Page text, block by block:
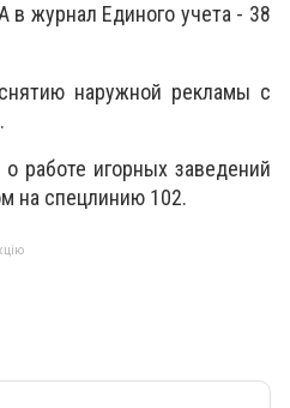
в журнал Единого учета - 38
наружной рекламы с
работе игорных заведений
на спецлинию 102.